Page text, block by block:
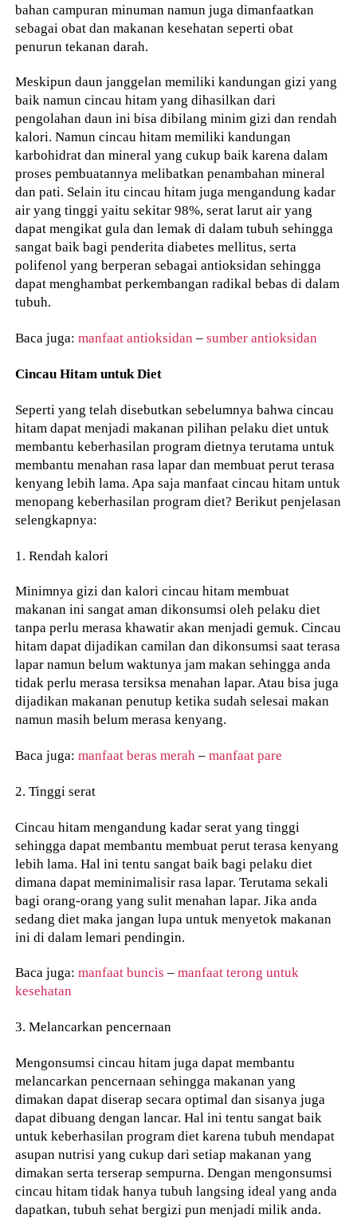
bahan campuran minuman namun juga dimanfaatkan
sebagai obat dan makanan kesehatan seperti obat
penurun tekanan darah.
Meskipun daun janggelan memiliki kandungan gizi yang
baik namun cincau hitam yang dihasilkan dari
pengolahan daun ini bisa dibilang minim gizi dan rendah
kalori. Namun cincau hitam memiliki kandungan
karbohidrat dan mineral yang cukup baik karena dalam
proses pembuatannya melibatkan penambahan mineral
dan pati. Selain itu cincau hitam juga mengandung kadar
air yang tinggi yaitu sekitar 98%, serat larut air yang
dapat mengikat gula dan lemak di dalam tubuh sehingga
sangat baik bagi penderita diabetes mellitus, serta
polifenol yang berperan sebagai antioksidan sehingga
dapat menghambat perkembangan radikal bebas di dalam
tubuh.
Baca juga:manfaat antioksidan –sumber antioksidan
Cincau Hitam untuk Diet
Seperti yang telah disebutkan sebelumnya bahwa cincau
hitam dapat menjadi makanan pilihan pelaku diet untuk
membantu keberhasilan program dietnya terutama untuk
membantu menahan rasa lapar dan membuat perut terasa
kenyang lebih lama. Apa saja manfaat cincau hitam untuk
menopang keberhasilan program diet? Berikut penjelasan
selengkapnya:
1. Rendah kalori
Minimnya gizi dan kalori cincau hitam membuat
makanan ini sangat aman dikonsumsi oleh pelaku diet
tanpa perlu merasa khawatir akan menjadi gemuk. Cincau
hitam dapat dijadikan camilan dan dikonsumsi saat terasa
lapar namun belum waktunya jam makan sehingga anda
tidak perlu merasa tersiksa menahan lapar. Atau bisa juga
dijadikan makanan penutup ketika sudah selesai makan
namun masih belum merasa kenyang.
Baca juga:manfaat beras merah –manfaat pare
2. Tinggi serat
Cincau hitam mengandung kadar serat yang tinggi
sehingga dapat membantu membuat perut terasa kenyang
lebih lama. Hal ini tentu sangat baik bagi pelaku diet
dimana dapat meminimalisir rasa lapar. Terutama sekali
bagi orang-orang yang sulit menahan lapar. Jika anda
sedang diet maka jangan lupa untuk menyetok makanan
ini di dalam lemari pendingin.
Baca juga:manfaat buncis –manfaat terong untuk
kesehatan
3. Melancarkan pencernaan
Mengonsumsi cincau hitam juga dapat membantu
melancarkan pencernaan sehingga makanan yang
dimakan dapat diserap secara optimal dan sisanya juga
dapat dibuang dengan lancar. Hal ini tentu sangat baik
untuk keberhasilan program diet karena tubuh mendapat
asupan nutrisi yang cukup dari setiap makanan yang
dimakan serta terserap sempurna. Dengan mengonsumsi
cincau hitam tidak hanya tubuh langsing ideal yang anda
dapatkan, tubuh sehat bergizi pun menjadi milik anda.